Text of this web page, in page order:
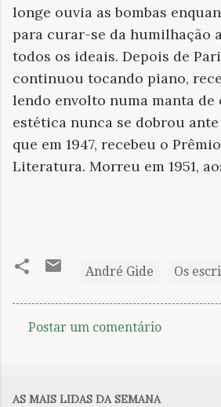
longe ouvia as bombas
para curar-se da humilhação
todos os ideais. Depois de
continuou tocando piano,
lendo envolto numa manta de
estética nunca se dobrou
que em 1947, recebeu o
Literatura. Morreu em 1951,
André Gide Os
Postar um comentário
AS MAIS LIDAS DA SEMANA